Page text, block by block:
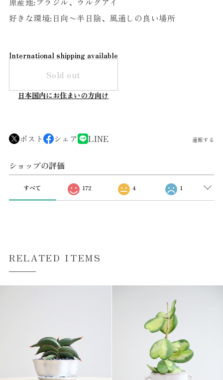
好きな環境:日向〜半日陰、風通しの良い場所
International shipping available
Sold out
日本国内にお住まいの方向け
ポスト シェア LINE 通報する
ショップの評価
すべて 172 4 1
RELATED ITEMS